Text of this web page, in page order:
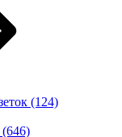
(124)
(646)